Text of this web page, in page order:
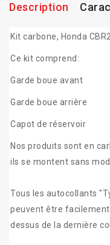
Description
Kit carbone, Honda
Ce kit comprend:
Garde boue avant
Garde boue arrière
Capot de réservoir
Nos produits sont en
ils se montent sans
Tous les autocollants
peuvent être
dessus de la dernière